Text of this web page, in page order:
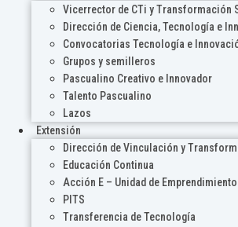
Vicerrector de CTi y Transformación
Dirección de Ciencia, Tecnología e
Convocatorias Tecnología e
Grupos y semilleros
Pascualino Creativo e Innovador
Talento Pascualino
Lazos
Extensión
Dirección de Vinculación y
Educación Continua
Acción E – Unidad de Emprendimiento
PITS
Transferencia de Tecnología